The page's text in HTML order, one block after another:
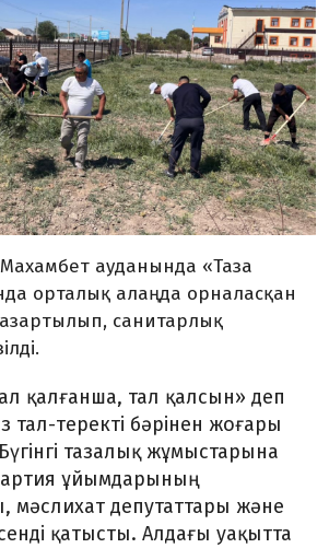
ауданында «Таза
орталық алаңда орналасқан
санитарлық
қалғанша, тал қалсын» деп
тал-теректі бәрінен жоғары
тазалық жұмыстарына
ұйымдарының
мәслихат депутаттары және
қатысты. Алдағы уақытта